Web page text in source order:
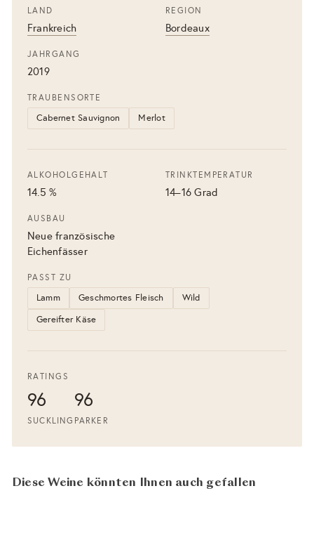
LAND
Frankreich
REGION
Bordeaux
JAHRGANG
2019
TRAUBENSORTE
Cabernet Sauvignon Merlot
ALKOHOLGEHALT
14.5 %
TRINKTEMPERATUR
14–16 Grad
AUSBAU
Neue französische
Eichenfässer
PASST ZU
Lamm Geschmortes Fleisch
Wild
Gereifter Käse
RATINGS
96
SUCKLING
96
PARKER
Diese Weine könnten Ihnen auch gefallen